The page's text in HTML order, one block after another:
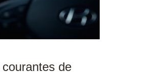
de